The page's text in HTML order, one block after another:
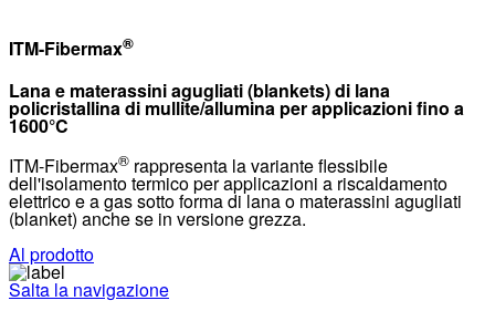
ITM-Fibermax®
Lana e materassini agugliati (blankets) di lana
policristallina di mullite/allumina per applicazioni fino a
1600°C
ITM-Fibermax® rappresenta la variante flessibile
dell'isolamento termico per applicazioni a riscaldamento
elettrico e a gas sotto forma di lana o materassini agugliati
(blanket) anche se in versione grezza.
Al prodotto
Salta la navigazione